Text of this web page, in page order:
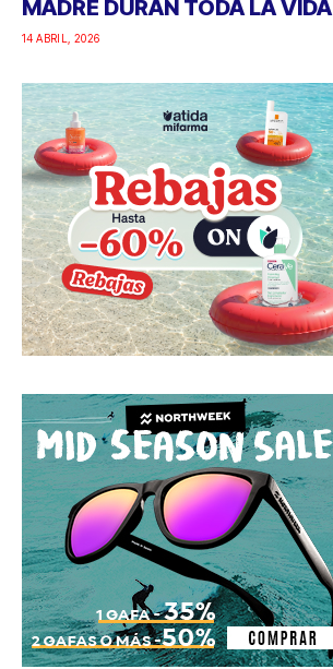
MADRE DURAN TODA LA VIDA
14 ABRIL, 2026